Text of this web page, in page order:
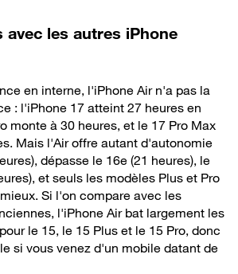
avec les autres iPhone
en interne, l'iPhone Air n'a pas la
: l'iPhone 17 atteint 27 heures en
monte à 30 heures, et le 17 Pro Max
Mais l'Air offre autant d'autonomie
dépasse le 16e (21 heures), le
et seuls les modèles Plus et Pro
Si l'on compare avec les
l'iPhone Air bat largement les
le 15, le 15 Plus et le 15 Pro, donc
si vous venez d'un mobile datant de